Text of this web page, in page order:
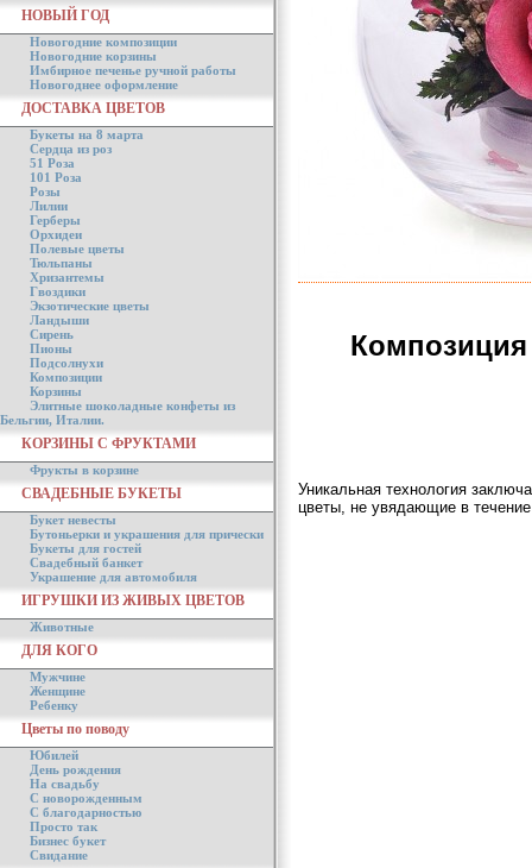
НОВЫЙ ГОД
Новогодние композиции
Новогодние корзины
Имбирное печенье ручной работы
Новогоднее оформление
ДОСТАВКА ЦВЕТОВ
Букеты на 8 марта
Сердца из роз
51 Роза
101 Роза
Розы
Лилии
Герберы
Орхидеи
Полевые цветы
Тюльпаны
Хризантемы
Гвоздики
Экзотические цветы
Ландыши
Сирень
Пионы
Подсолнухи
Композиции
Корзины
Элитные шоколадные конфеты из
Бельгии, Италии.
КОРЗИНЫ С ФРУКТАМИ
Фрукты в корзине
СВАДЕБНЫЕ БУКЕТЫ
Букет невесты
Бутоньерки и украшения для прически
Букеты для гостей
Свадебный банкет
Украшение для автомобиля
ИГРУШКИ ИЗ ЖИВЫХ ЦВЕТОВ
Животные
ДЛЯ КОГО
Мужчине
Женщине
Ребенку
Цветы по поводу
Юбилей
День рождения
На свадьбу
С новорожденным
С благодарностью
Просто так
Бизнес букет
Свидание
Уникальная технология
цветы, не увядающие в